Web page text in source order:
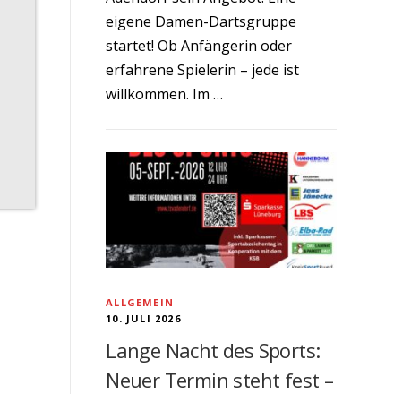
eigene Damen-Dartsgruppe
startet! Ob Anfängerin oder
erfahrene Spielerin – jede ist
willkommen. Im …
ALLGEMEIN
10. JULI 2026
Lange Nacht des Sports:
Neuer Termin steht fest –